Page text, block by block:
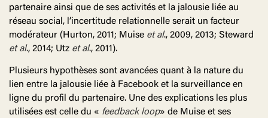
partenaire ainsi que de ses activités et la jalousie liée au
réseau social, l’incertitude relationnelle serait un facteur
modérateur (Hurton, 2011; Muise et al., 2009, 2013; Steward
et al., 2014; Utz et al., 2011).
Plusieurs hypothèses sont avancées quant à la nature du
lien entre la jalousie liée à Facebook et la surveillance en
ligne du profil du partenaire. Une des explications les plus
utilisées est celle du « feedback loop» de Muise et ses